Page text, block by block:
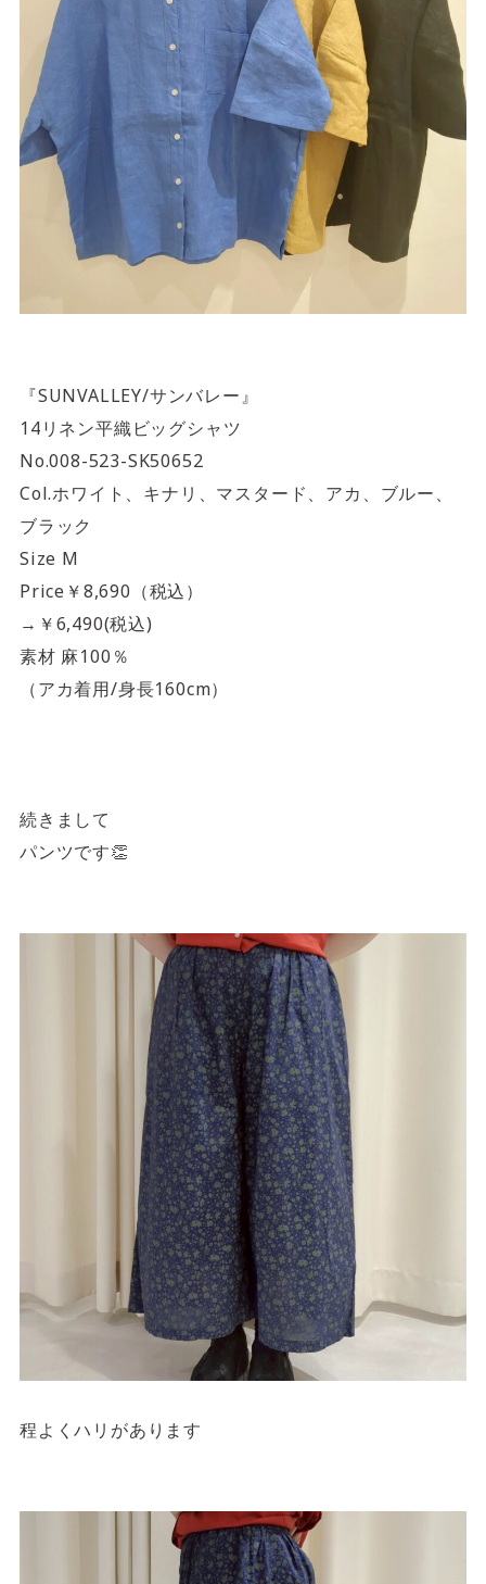
『SUNVALLEY/サンバレー』
14リネン平織ビッグシャツ
No.008-523-SK50652
Col.ホワイト、キナリ、マスタード、アカ、ブルー、
ブラック
Size M
Price￥8,690（税込）
→￥6,490(税込)
素材 麻100％
（アカ着用/身長160cm）
続きまして
パンツです👏
程よくハリがあります